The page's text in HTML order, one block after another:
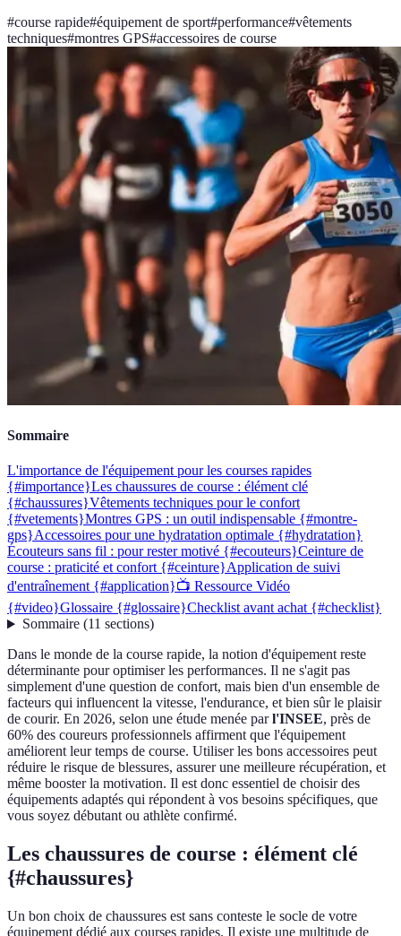
#course rapide#équipement de sport#performance#vêtements
techniques#montres GPS#accessoires de course
Sommaire
L'importance de l'équipement pour les courses rapides
{#importance}Les chaussures de course : élément clé
{#chaussures}Vêtements techniques pour le confort
{#vetements}Montres GPS : un outil indispensable {#montre-
gps}Accessoires pour une hydratation optimale {#hydratation}
Écouteurs sans fil : pour rester motivé {#ecouteurs}Ceinture de
course : praticité et confort {#ceinture}Application de suivi
d'entraînement {#application}📺 Ressource Vidéo
{#video}Glossaire {#glossaire}Checklist avant achat {#checklist}
Sommaire(11 sections)
Dans le monde de la course rapide, la notion d'équipement reste
déterminante pour optimiser les performances. Il ne s'agit pas
simplement d'une question de confort, mais bien d'un ensemble de
facteurs qui influencent la vitesse, l'endurance, et bien sûr le plaisir
de courir. En 2026, selon une étude menée parl'INSEE, près de
60% des coureurs professionnels affirment que l'équipement
améliorent leur temps de course. Utiliser les bons accessoires peut
réduire le risque de blessures, assurer une meilleure récupération, et
même booster la motivation. Il est donc essentiel de choisir des
équipements adaptés qui répondent à vos besoins spécifiques, que
vous soyez débutant ou athlète confirmé.
Les chaussures de course : élément clé
{#chaussures}
Un bon choix de chaussures est sans conteste le socle de votre
équipement dédié aux courses rapides. Il existe une multitude de